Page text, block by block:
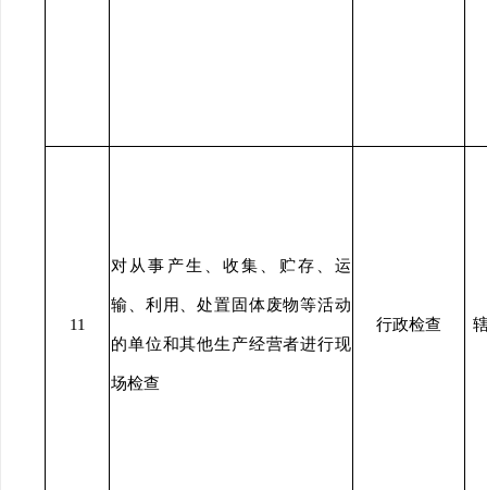
11
对从事产生、收集、贮存、运
输、利用、处置固体废物等活动
的单位和其他生产经营者进行现
场检查
行政检查